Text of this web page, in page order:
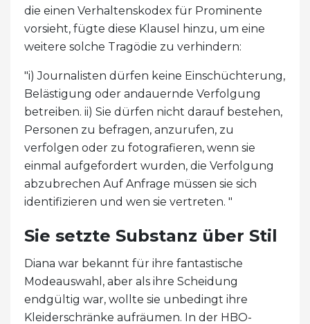
die einen Verhaltenskodex für Prominente
vorsieht, fügte diese Klausel hinzu, um eine
weitere solche Tragödie zu verhindern:
"i) Journalisten dürfen keine Einschüchterung,
Belästigung oder andauernde Verfolgung
betreiben. ii) Sie dürfen nicht darauf bestehen,
Personen zu befragen, anzurufen, zu
verfolgen oder zu fotografieren, wenn sie
einmal aufgefordert wurden, die Verfolgung
abzubrechen Auf Anfrage müssen sie sich
identifizieren und wen sie vertreten. "
Sie setzte Substanz über Stil
Diana war bekannt für ihre fantastische
Modeauswahl, aber als ihre Scheidung
endgültig war, wollte sie unbedingt ihre
Kleiderschränke aufräumen. In der HBO-